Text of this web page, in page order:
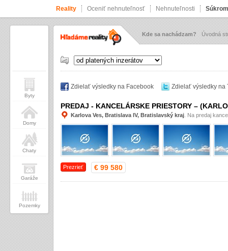
Reality Oceniť nehnuteľnosť Nehnuteľnosti
Kde sa nachádzam? Úvodná
Zdielať výsledky na Facebook Zdielať výsledky na
PREDAJ - KANCELÁRSKE PRIESTORY –
Karlova Ves, Bratislava IV, Bratislavský kraj . Na predaj
Prezrieť € 99 580
Byty
Domy
Chaty
Garáže
Pozemky